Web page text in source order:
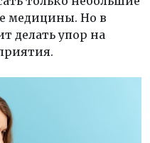
медицины. Но в
делать упор на